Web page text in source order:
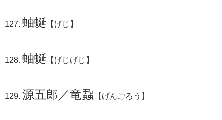
蚰蜒 【げじ】
蚰蜒 【げじげじ】
源五郎／竜蝨 【げんごろう】